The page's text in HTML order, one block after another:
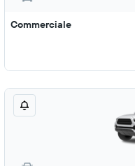
Commerciale